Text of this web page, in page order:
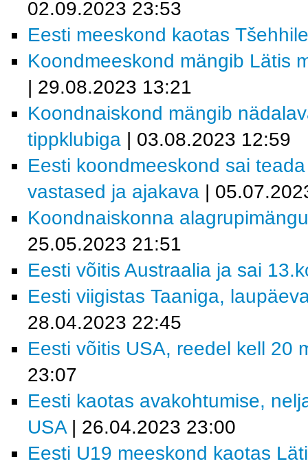
02.09.2023 23:53
Eesti meeskond kaotas
Koondmeeskond mängib Lätis
| 29.08.2023 13:21
Koondnaiskond mängib
tippklubiga | 03.08.2023 12:59
Eesti koondmeeskond sai
vastased ja ajakava |
Koondnaiskonna
25.05.2023 21:51
Eesti võitis Austraalia ja sai
Eesti viigistas Taaniga,
28.04.2023 22:45
Eesti võitis USA, reedel kell 20
23:07
Eesti kaotas avakohtumise,
USA| 26.04.2023 23:00
Eesti U19 meeskond kaotas